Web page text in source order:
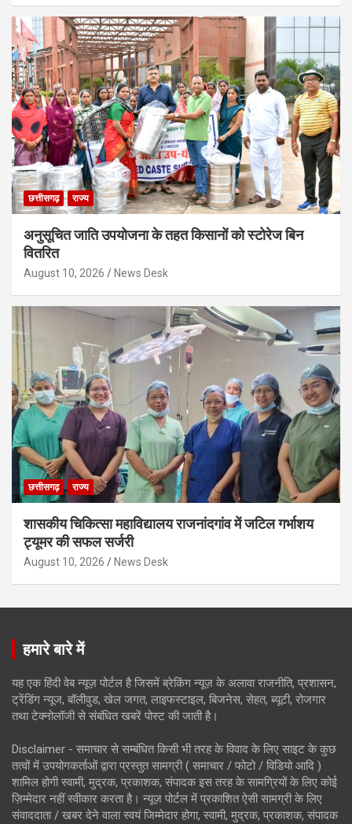
छत्तीसगढ़ राज्य
अनुसूचित जाति उपयोजना के तहत किसानों को स्टोरेज बिन
वितरित
August 10, 2026 News Desk
छत्तीसगढ़ राज्य
शासकीय चिकित्सा महाविद्यालय राजनांदगांव में जटिल गर्भाशय
ट्यूमर की सफल सर्जरी
August 10, 2026 News Desk
हमारे बारे में
यह एक हिंदी वेब न्यूज़ पोर्टल है जिसमें ब्रेकिंग न्यूज़ के अलावा राजनीति, प्रशासन,
ट्रेंडिंग न्यूज, बॉलीवुड, खेल जगत, लाइफस्टाइल, बिजनेस, सेहत, ब्यूटी, रोजगार
तथा टेक्नोलॉजी से संबंधित खबरें पोस्ट की जाती है।
Disclaimer - समाचार से सम्बंधित किसी भी तरह के विवाद के लिए साइट के कुछ
तत्वों में उपयोगकर्ताओं द्वारा प्रस्तुत सामग्री ( समाचार / फोटो / विडियो आदि )
शामिल होगी स्वामी, मुद्रक, प्रकाशक, संपादक इस तरह के सामग्रियों के लिए कोई
ज़िम्मेदार नहीं स्वीकार करता है। न्यूज़ पोर्टल में प्रकाशित ऐसी सामग्री के लिए
संवाददाता / खबर देने वाला स्वयं जिम्मेदार होगा, स्वामी, मुद्रक, प्रकाशक, संपादक